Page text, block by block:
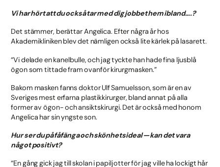
Vi har hört att du också tar med dig jobbet hem ibland….?
Det stämmer, berättar Angelica. Efter några år hos
Akademikliniken blev det nämligen också lite kärlek på lasarett.
“Vi delade en kanelbulle, och jag tyckte han hade fina ljusblå
ögon som tittade fram ovanför kirurgmasken.”
Bakom masken fanns doktor Ulf Samuelsson, som är en av
Sveriges mest erfarna plastikkirurger, bland annat på alla
former av ögon- och ansiktskirurgi. Det är också med honom
Angelica har sin yngste son.
Hur ser du på fåfänga och skönhetsideal — kan det vara
något positivt?
“En gång gick jag till skolan i papiljotter för jag ville ha lockigt hår